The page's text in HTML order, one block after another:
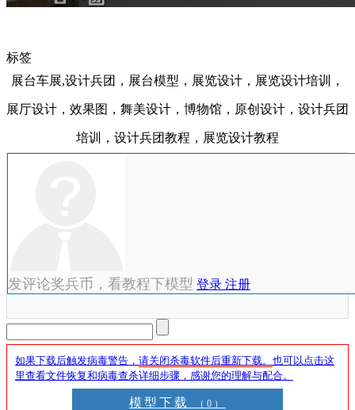
标签
展台车展,设计兵团，展台模型，展览设计，展览设计培训，
展厅设计，效果图，舞美设计，博物馆，原创设计，设计兵团
培训，设计兵团教程，展览设计教程
发评论奖兵币，看教程下模型 登录 注册
如果下载后触发病毒警告， 请关闭杀毒软件后重新下载。 也可以点击这
里查看文件恢复和病毒查杀详细步骤，感谢您的理解与配合。
模型下载 （0）